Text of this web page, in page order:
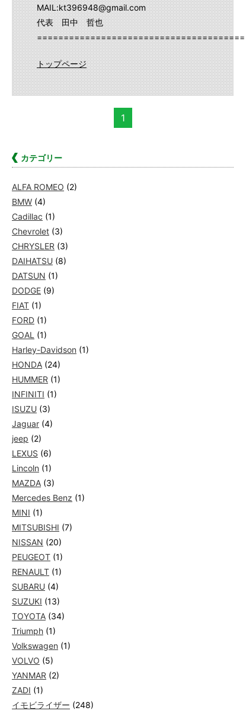
MAIL:kt396948@gmail.com
代表 田中 哲也
トップページ
1
カテゴリー
ALFA ROMEO (2)
BMW (4)
Cadillac (1)
Chevrolet (3)
CHRYSLER (3)
DAIHATSU (8)
DATSUN (1)
DODGE (9)
FIAT (1)
FORD (1)
GOAL (1)
Harley-Davidson (1)
HONDA (24)
HUMMER (1)
INFINITI (1)
ISUZU (3)
Jaguar (4)
jeep (2)
LEXUS (6)
Lincoln (1)
MAZDA (3)
Mercedes Benz (1)
MINI (1)
MITSUBISHI (7)
NISSAN (20)
PEUGEOT (1)
RENAULT (1)
SUBARU (4)
SUZUKI (13)
TOYOTA (34)
Triumph (1)
Volkswagen (1)
VOLVO (5)
YANMAR (2)
ZADI (1)
イモビライザー (248)